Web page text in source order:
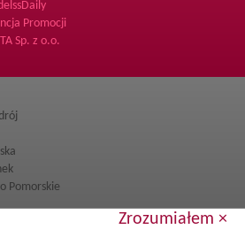
Zrozumiałem ×
i
Promocji
Sp. z o.o.
Pomorskie